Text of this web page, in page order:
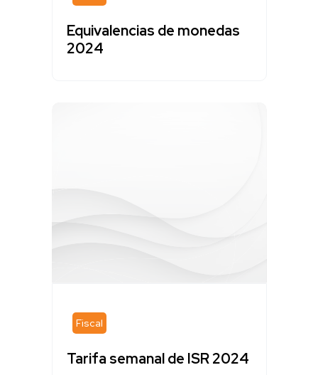
Equivalencias de monedas
2024
Fiscal
Tarifa semanal de ISR 2024